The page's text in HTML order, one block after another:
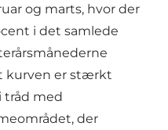
og marts, hvor der
i det samlede
kurven er stærkt
tråd med
der